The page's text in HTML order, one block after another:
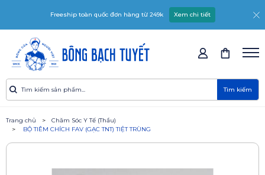
Freeship toàn quốc đơn hàng từ 249k Xem chi tiết
Tìm kiếm
Trang chủ
Chăm Sóc Y Tế (Thầu)
BỘ TIÊM CHÍCH FAV (GẠC TNT) TIỆT TRÙNG